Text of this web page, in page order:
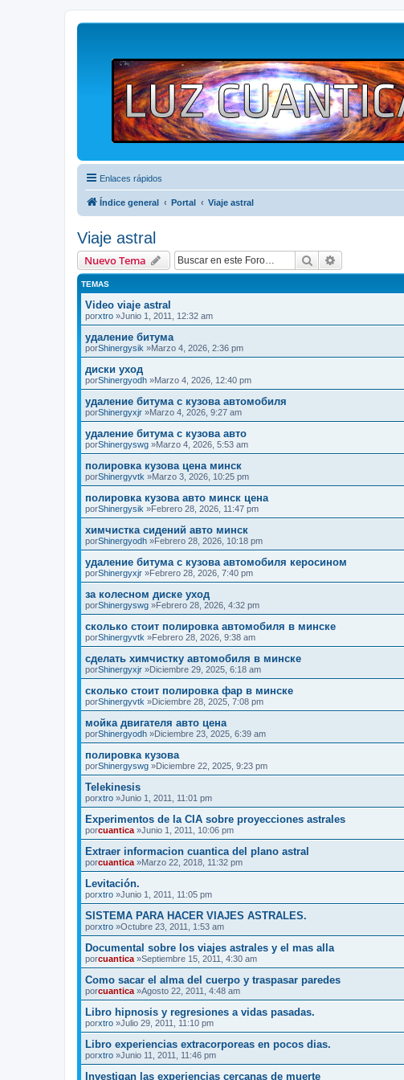
Enlaces rápidos
Índice general Portal Viaje astral
Viaje astral
Nuevo Tema Buscar
TEMAS
Video viaje astral
porxtro »Junio 1, 2011, 12:32 am
удаление битума
porShinergysik »Marzo 4, 2026, 2:36 pm
диски уход
porShinergyodh »Marzo 4, 2026, 12:40 pm
удаление битума с кузова автомобиля
porShinergyxjr »Marzo 4, 2026, 9:27 am
удаление битума с кузова авто
porShinergyswg »Marzo 4, 2026, 5:53 am
полировка кузова цена минск
porShinergyvtk »Marzo 3, 2026, 10:25 pm
полировка кузова авто минск цена
porShinergysik »Febrero 28, 2026, 11:47 pm
химчистка сидений авто минск
porShinergyodh »Febrero 28, 2026, 10:18 pm
удаление битума с кузова автомобиля керосином
porShinergyxjr »Febrero 28, 2026, 7:40 pm
за колесном диске уход
porShinergyswg »Febrero 28, 2026, 4:32 pm
сколько стоит полировка автомобиля в минске
porShinergyvtk »Febrero 28, 2026, 9:38 am
сделать химчистку автомобиля в минске
porShinergyxjr »Diciembre 29, 2025, 6:18 am
сколько стоит полировка фар в минске
porShinergyvtk »Diciembre 28, 2025, 7:08 pm
мойка двигателя авто цена
porShinergyodh »Diciembre 23, 2025, 6:39 am
полировка кузова
porShinergyswg »Diciembre 22, 2025, 9:23 pm
Telekinesis
porxtro »Junio 1, 2011, 11:01 pm
Experimentos de la CIA sobre proyecciones astrales
porcuantica »Junio 1, 2011, 10:06 pm
Extraer informacion cuantica del plano astral
porcuantica »Marzo 22, 2018, 11:32 pm
Levitación.
porxtro »Junio 1, 2011, 11:05 pm
SISTEMA PARA HACER VIAJES ASTRALES.
porxtro »Octubre 23, 2011, 1:53 am
Documental sobre los viajes astrales y el mas alla
porcuantica »Septiembre 15, 2011, 4:30 am
Como sacar el alma del cuerpo y traspasar paredes
porcuantica »Agosto 22, 2011, 4:48 am
Libro hipnosis y regresiones a vidas pasadas.
porxtro »Julio 29, 2011, 11:10 pm
Libro experiencias extracorporeas en pocos dias.
porxtro »Junio 11, 2011, 11:46 pm
Investigan las experiencias cercanas de muerte